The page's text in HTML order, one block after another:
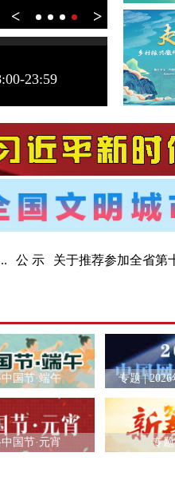
夏日黄山享
< >
23:59
公 示 关于推荐参加全省第
国节·端午 专题 |
国节·元宵 专